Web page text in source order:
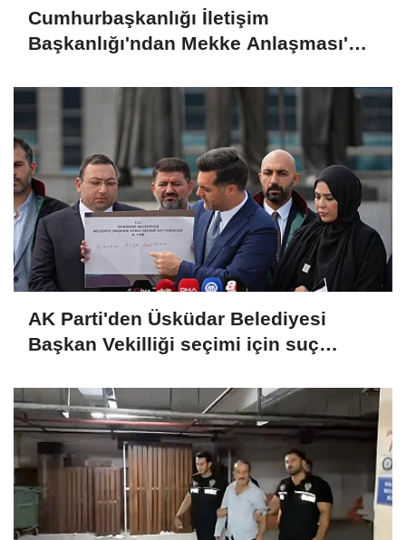
Cumhurbaşkanlığı İletişim
Başkanlığı'ndan Mekke Anlaşması'na
İstanbul'un simgeleri aydınlatıldı
AK Parti'den Üsküdar Belediyesi
Başkan Vekilliği seçimi için suç